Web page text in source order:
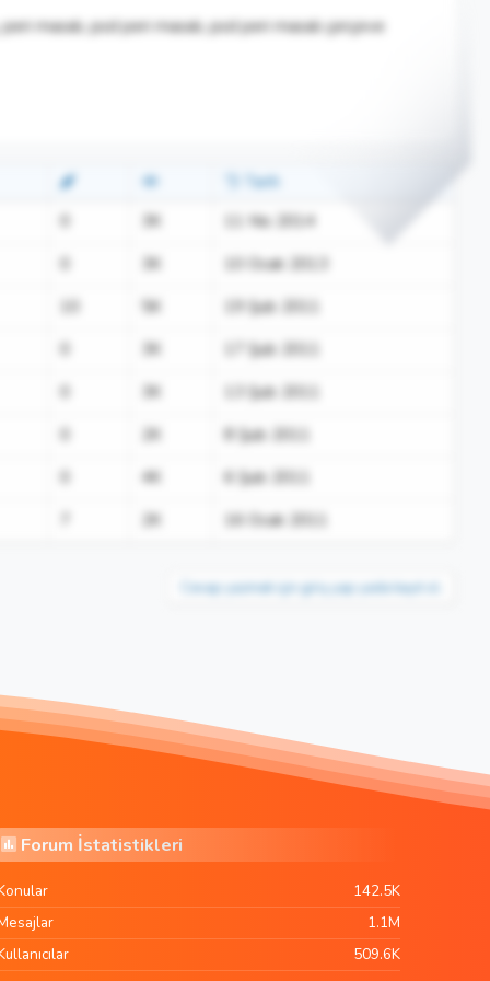
masalı, psd peri masalı, psd peri masalı çerçeve
Tarih
3K
11 Nis 2014
3K
10 Ocak 2013
5K
19 Şub 2011
3K
17 Şub 2011
3K
13 Şub 2011
2K
8 Şub 2011
4K
6 Şub 2011
2K 16 Ocak 2011
Cevap yazmak için giriş yap yada kayıt ol.
Forum İstatistikleri
142.5K
1.1M
509.6K